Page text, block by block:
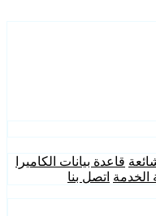
قاعدة بيانات الكاميرا
الخدمة اتصل بنا